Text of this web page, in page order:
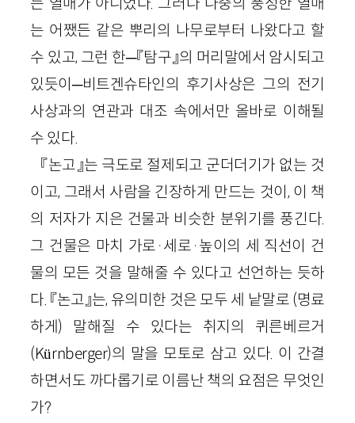
는 어쨌든 같은 뿌리의 나무로부터 나왔다고 할
수 있고, 그런 한─『탐구』의 머리말에서 암시되고
있듯이─비트겐슈타인의 후기사상은 그의 전기
사상과의 연관과 대조 속에서만 올바로 이해될
수 있다.
『논고』는 극도로 절제되고 군더더기가 없는 것
이고, 그래서 사람을 긴장하게 만드는 것이, 이 책
의 저자가 지은 건물과 비슷한 분위기를 풍긴다.
그 건물은 마치 가로·세로·높이의 세 직선이 건
물의 모든 것을 말해줄 수 있다고 선언하는 듯하
다. 『논고』는, 유의미한 것은 모두 세 낱말로 (명료
하게) 말해질 수 있다는 취지의 퀴른베르거
(Kürnberger)의 말을 모토로 삼고 있다. 이 간결
하면서도 까다롭기로 이름난 책의 요점은 무엇인
가?